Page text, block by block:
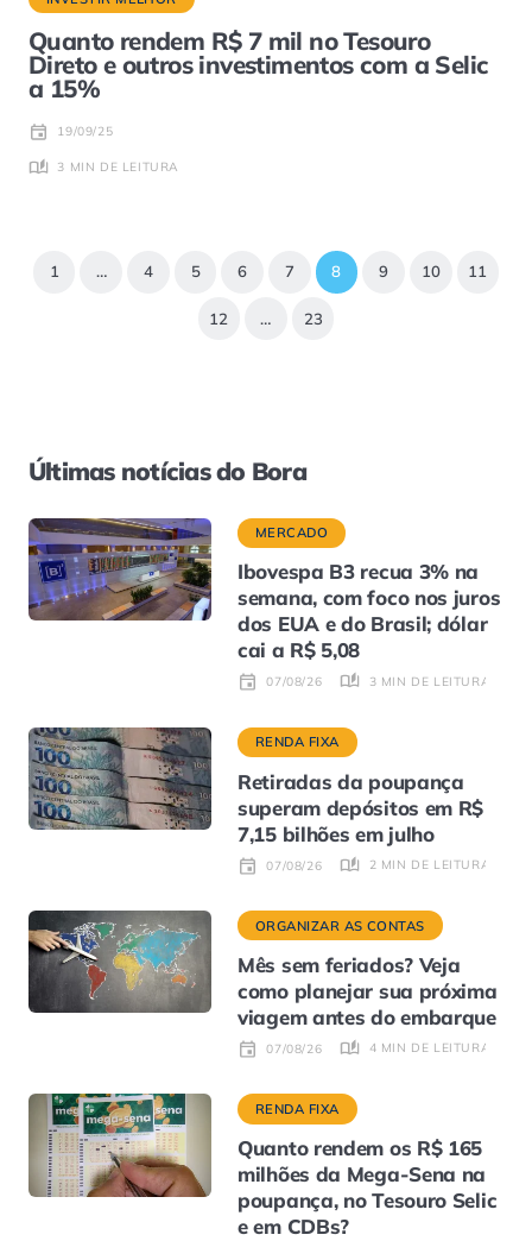
Quanto rendem R$ 7 mil no Tesouro
Direto e outros investimentos com a Selic
a 15%
19/09/25
3 MIN DE LEITURA
1 … 4 5 6 7 8 9 10 11
12 … 23
Últimas notícias do Bora
MERCADO
Ibovespa B3 recua 3% na
semana, com foco nos juros
dos EUA e do Brasil; dólar
cai a R$ 5,08
07/08/26 3 MIN DE LEITURA
RENDA FIXA
Retiradas da poupança
superam depósitos em R$
7,15 bilhões em julho
07/08/26 2 MIN DE LEITURA
ORGANIZAR AS CONTAS
Mês sem feriados? Veja
como planejar sua próxima
viagem antes do embarque
07/08/26 4 MIN DE LEITURA
RENDA FIXA
Quanto rendem os R$ 165
milhões da Mega-Sena na
poupança, no Tesouro Selic
e em CDBs?